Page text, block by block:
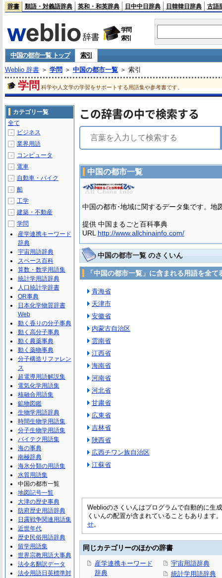
辞書 類語・対義語辞典 英和・和英辞典 日中中日辞典 日韓韓日辞典 古語
学問
索引
中国の都市一覧 トップ
索引
Weblio 辞書＞ 学問 ＞ 中国の都市一覧＞ 索引
学問 科学や人文学の学習をサポートする用語集や参考書です。
この辞書の中で検索する
中国の都市一覧
中国の都市･地域に関するデータ集です。地
提供 中国まるごと百科事典
URL http://www.allchinainfo.com/
中国の都市一覧 のさくいん
「中国の都市一覧」に含まれる用語を全
青海省
天津市
安徽省
内蒙古自治区
雲南省
江西省
海南省
河南省
河北省
甘粛省
広東省
吉林省
陜西省
広西チワン族自治区
江蘇省
Weblioのさくいんはプログラムで自動的に生
くいんの配置が含まれていることもあります
せ。
同じカテゴリーのほかの辞書
産学連携キーワード
辞典
宇宙用語辞典
統計学用語辞典
カテゴリ一覧
全て
＋ ビジネス
＋ 業界用語
＋ コンピュータ
＋ 電車
＋ 自動車・バイク
＋ 船
＋ 工学
＋ 建築・不動産
－
学問
産学連携キーワード
辞典
宇宙用語辞典
スペース百科
算数・数学用語集
統計学用語辞典
人口統計学辞書
OR事典
日本化学物質辞書
Web
動く香りの分子事典
動く高分子事典
動く農薬事典
動く薬物事典
分子構造リファレン
ス
超電導用語解説集
電気化学用語集
核融合用語集
鉱物図鑑
生物学用語辞典
時間生物学用語集
分子生物学用語集
バイテク用語集
海の事典
南極辞典
海氷分類の用語集
水質用語集
中国の都市一覧
地図記号一覧
大津の歴史事典
防府歴史用語辞典
日露戦争関連用語集
近世年代
歴史民俗用語辞典
留学用語集
世界宗教用語大事典
法令名翻訳データ
法令用語日英標準対